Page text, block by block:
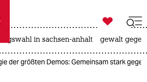
taz zahl ich
taz zahl ich

taz zahl ich
in sachsen-anhalt gewalt
der größten Demos: Gemeinsam stark